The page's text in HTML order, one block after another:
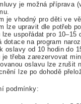
je možná příprava
je vhodný pro děti ve
lze upravit dle potřeb
lze uspořádat pro 10–15
dotace na program
oslavy od 10 hodin do
je třeba zarezervovat
oslavu lze zrušit
lze po dohodě
podmínky: